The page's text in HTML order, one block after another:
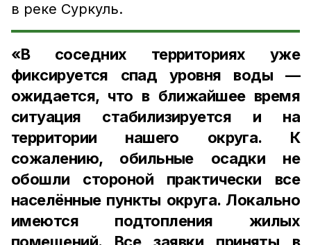
в реке Суркуль.
«В соседних территориях уже
фиксируется спад уровня воды —
ожидается, что в ближайшее время
ситуация стабилизируется и на
территории нашего округа. К
сожалению, обильные осадки не
обошли стороной практически все
населённые пункты округа. Локально
имеются подтопления жилых